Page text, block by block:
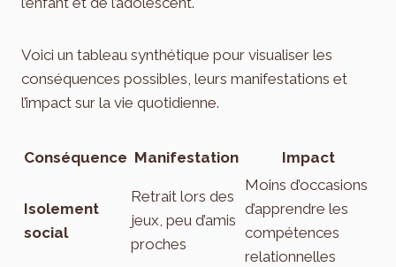
Voici un tableau synthétique pour visualiser les
conséquences possibles, leurs manifestations et
l’impact sur la vie quotidienne.
Conséquence Manifestation Impact
Isolement
social
Retrait lors des
jeux, peu d’amis
proches
Moins d’occasions
d’apprendre les
compétences
relationnelles